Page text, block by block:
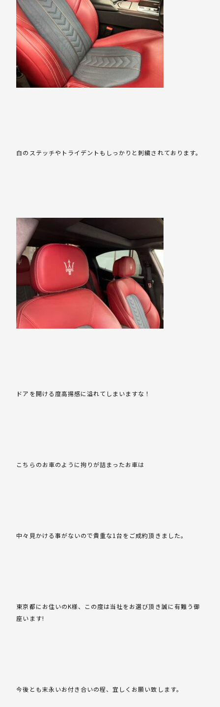
白のステッチやトライデントもしっかりと刺繍されております。
ドアを開ける度高揚感に溢れてしまいますな！
こちらのお車のように拘りが詰まったお車は
中々見かける事がないので貴重な1台をご成約頂きました。
東京都にお住いのK様、この度は当社をお選び頂き誠に有難う御
座います!
今後とも末永いお付き合いの程、宜しくお願い致します。